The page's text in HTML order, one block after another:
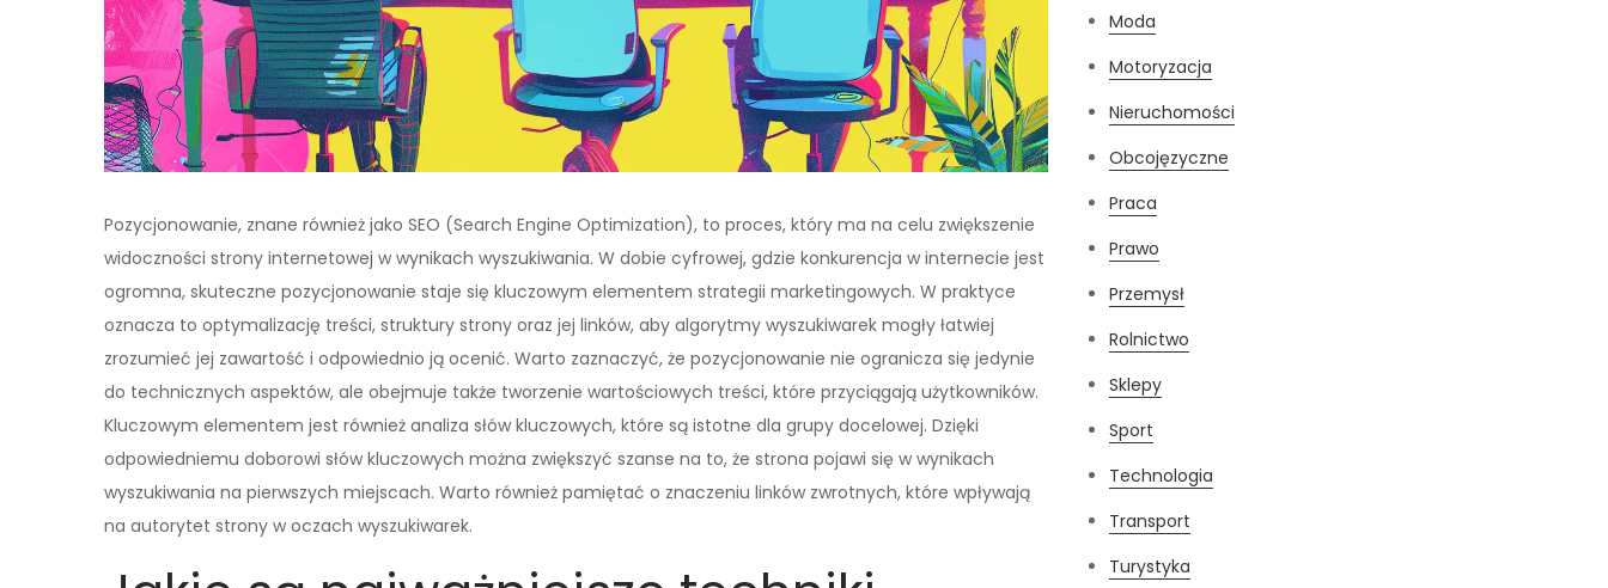
Pozycjonowanie, znane również jako SEO (Search Engine Optimization), to proces, który ma na celu zwiększenie
widoczności strony internetowej w wynikach wyszukiwania. W dobie cyfrowej, gdzie konkurencja w internecie jest
ogromna, skuteczne pozycjonowanie staje się kluczowym elementem strategii marketingowych. W praktyce
oznacza to optymalizację treści, struktury strony oraz jej linków, aby algorytmy wyszukiwarek mogły łatwiej
zrozumieć jej zawartość i odpowiednio ją ocenić. Warto zaznaczyć, że pozycjonowanie nie ogranicza się jedynie
do technicznych aspektów, ale obejmuje także tworzenie wartościowych treści, które przyciągają użytkowników.
Kluczowym elementem jest również analiza słów kluczowych, które są istotne dla grupy docelowej. Dzięki
odpowiedniemu doborowi słów kluczowych można zwiększyć szanse na to, że strona pojawi się w wynikach
wyszukiwania na pierwszych miejscach. Warto również pamiętać o znaczeniu linków zwrotnych, które wpływają
na autorytet strony w oczach wyszukiwarek.
Moda
Motoryzacja
Nieruchomości
Obcojęzyczne
Praca
Prawo
Przemysł
Rolnictwo
Sklepy
Sport
Technologia
Transport
Turystyka